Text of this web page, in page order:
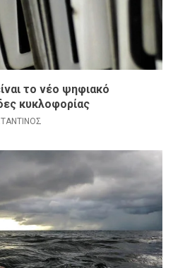
το νέο ψηφιακό
κυκλοφορίας